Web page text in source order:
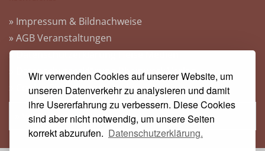
Wir verwenden Cookies auf unserer Website, um
unseren Datenverkehr zu analysieren und damit
ihre Usererfahrung zu verbessern. Diese Cookies
sind aber nicht notwendig, um unsere Seiten
korrekt abzurufen. Datenschutzerklärung.
» Impressum & Bildnachweise
» AGB Veranstaltungen
» Datenschutzerklärung Heise Medien
» Datenschutzerklärung Rheinwerk Verlag
» Cookie-Einstellungen ändern
» Vertrag widerrufen